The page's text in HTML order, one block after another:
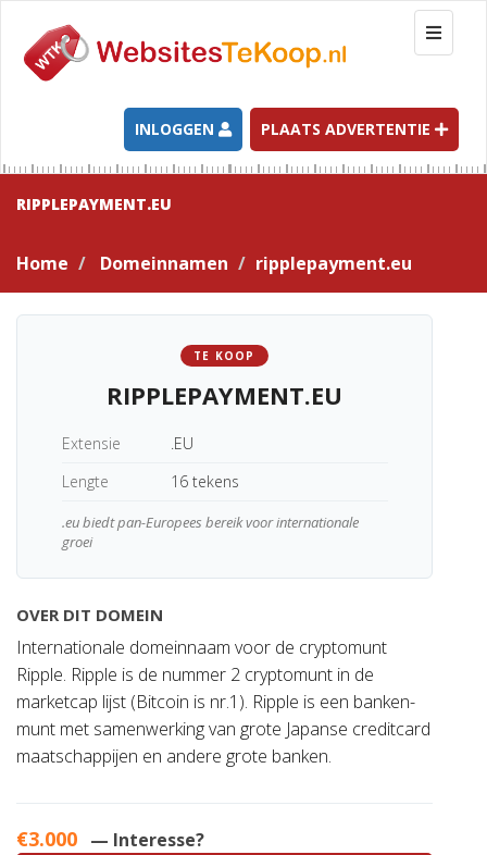
T
o
g
l
e
n
a
t
INLOGGEN PLAATS ADVERTENTIE
RIPPLEPAYMENT.EU
Home Domeinnamen ripplepayment.eu
TE KOOP
RIPPLEPAYMENT.EU
Extensie
.EU
Lengte
16 tekens
.eu biedt pan-Europees bereik voor internationale
groei
OVER DIT DOMEIN
Internationale domeinnaam voor de cryptomunt
Ripple. Ripple is de nummer 2 cryptomunt in de
marketcap lijst (Bitcoin is nr.1). Ripple is een banken-
munt met samenwerking van grote Japanse creditcard
maatschappijen en andere grote banken.
€3.000 — Interesse?